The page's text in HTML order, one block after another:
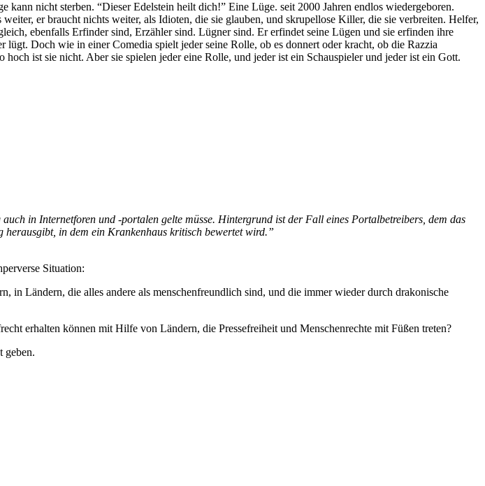
nicht sterben. “Dieser Edelstein heilt dich!” Eine Lüge. seit 2000 Jahren endlos wiedergeboren.
er braucht nichts weiter, als Idioten, die sie glauben, und skrupellose Killer, die sie verbreiten. Helfer,
ebenfalls Erfinder sind, Erzähler sind. Lügner sind. Er erfindet seine Lügen und sie erfinden ihre
Doch wie in einer Comedia spielt jeder seine Rolle, ob es donnert oder kracht, ob die Razzia
ist sie nicht. Aber sie spielen jeder eine Rolle, und jeder ist ein Schauspieler und jeder ist ein Gott.
in Internetforen und -portalen gelte müsse. Hintergrund ist der Fall eines Portalbetreibers, dem das
in dem ein Krankenhaus kritisch bewertet wird.”
Situation:
Ländern, die alles andere als menschenfreundlich sind, und die immer wieder durch drakonische
erhalten können mit Hilfe von Ländern, die Pressefreiheit und Menschenrechte mit Füßen treten?
geben.